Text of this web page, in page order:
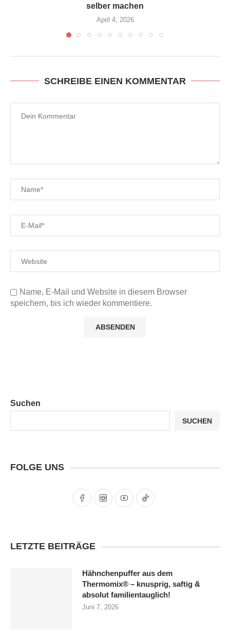
selber machen
April 4, 2026
SCHREIBE EINEN KOMMENTAR
Name, E-Mail und Website in diesem Browser
speichern, bis ich wieder kommentiere.
Suchen
SUCHEN
FOLGE UNS
LETZTE BEITRÄGE
Hähnchenpuffer aus dem
Thermomix® – knusprig, saftig &
absolut familien­tauglich!
Juni 7, 2026